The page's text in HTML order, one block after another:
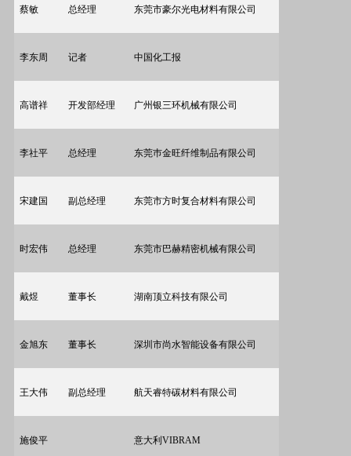
蔡敏 总经理 东莞市豪尔光电材料有限公司
李东周 记者 中国化工报
高谱祥 开发部经理 广州银三环机械有限公司
李社平 总经理 东莞巿金旺纤维制品有限公司
宋建国 副总经理 东莞市方时复合材料有限公司
时宏伟 总经理 东莞市巴赫精密机械有限公司
戴煜 董事长 湖南顶立科技有限公司
金旭东 董事长 深圳市尚水智能设备有限公司
王大伟 副总经理 航天睿特碳材料有限公司
施俊平 意大利VIBRAM